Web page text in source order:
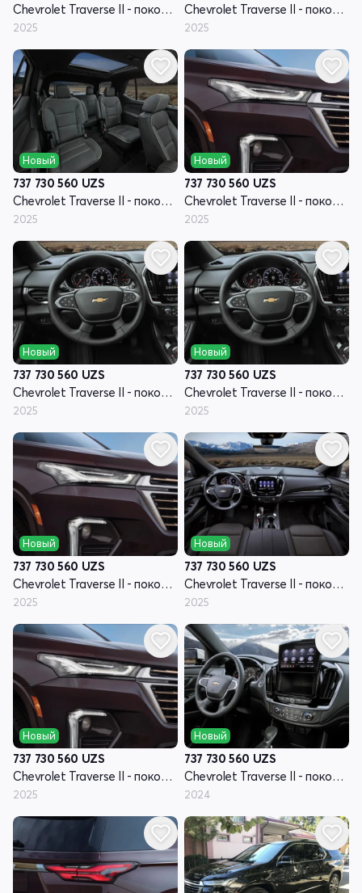
Chevrolet Traverse II - поколение рестайлинг
2025
Chevrolet Traverse II - поколение рестайлинг
2025
Новый
737 730 560 UZS
Chevrolet Traverse II - поколение рестайлинг
2025
Новый
737 730 560 UZS
Chevrolet Traverse II - поколение рестайлинг
2025
Новый
737 730 560 UZS
Chevrolet Traverse II - поколение рестайлинг
2025
Новый
737 730 560 UZS
Chevrolet Traverse II - поколение рестайлинг
2025
Новый
737 730 560 UZS
Chevrolet Traverse II - поколение рестайлинг
2025
Новый
737 730 560 UZS
Chevrolet Traverse II - поколение рестайлинг
2025
Новый
737 730 560 UZS
Chevrolet Traverse II - поколение рестайлинг
2025
Новый
737 730 560 UZS
Chevrolet Traverse II - поколение рестайлинг
2024